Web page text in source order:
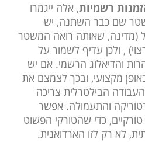
רשמיות, אלה ייגמרו
שם כבר השתנה, יש
(מדינה, שאותה רואה המשטר
, ולכן עדיף לשמור על
והדיאלוג הרשמי. אם יש
מקצועי, ובכך לצמצם את
הבילטרלית צריכה
והתעמולה. אפשר
כדי שהטורקי הפשוט
לא רק לזו הארדואנית.